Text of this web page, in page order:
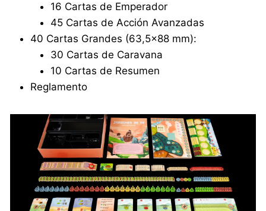
16 Cartas de Emperador
45 Cartas de Acción Avanzadas
40 Cartas Grandes (63,5×88 mm):
30 Cartas de Caravana
10 Cartas de Resumen
Reglamento